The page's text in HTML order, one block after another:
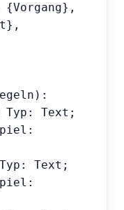
Text;
Text;